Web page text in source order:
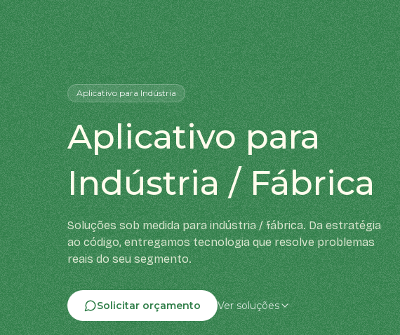
Aplicativopara Indústria
Aplicativo para
Indústria / Fábrica
Soluções sob medida para indústria / fábrica. Da estratégia
ao código, entregamos tecnologia que resolve problemas
reais do seu segmento.
Solicitar orçamento Ver soluções